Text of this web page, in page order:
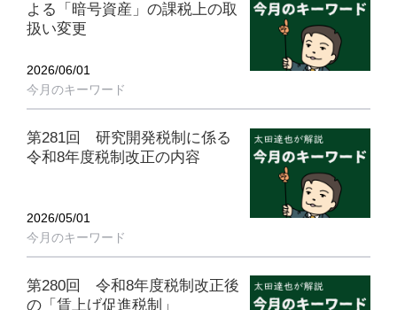
よる「暗号資産」の課税上の取
扱い変更
2026/06/01
今月のキーワード
第281回 研究開発税制に係る
令和8年度税制改正の内容
2026/05/01
今月のキーワード
第280回 令和8年度税制改正後
の「賃上げ促進税制」